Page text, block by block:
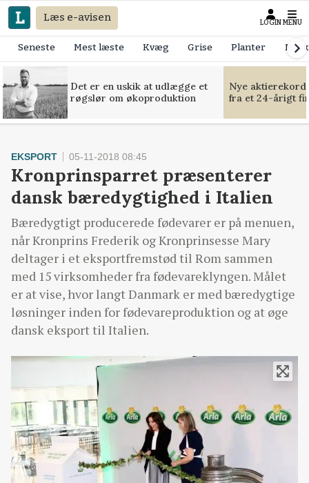
Læs e-avisen LOGIN MENU
Seneste Mest læste Kvæg Grise Planter
Det er en uskik at udlægge et
røgslør om økoproduktion
Nye
fra et 24-årigt
EKSPORT 05-11-2018 08:45
Kronprinsparret præsenterer
dansk bæredygtighed i Italien
Bæredygtigt producerede fødevarer er på menuen,
når Kronprins Frederik og Kronprinsesse Mary
deltager i et eksportfremstød til Rom sammen
med 15 virksomheder fra fødevareklyngen. Målet
er at vise, hvor langt Danmark er med bæredygtige
løsninger inden for fødevareproduktion og at øge
dansk eksport til Italien.